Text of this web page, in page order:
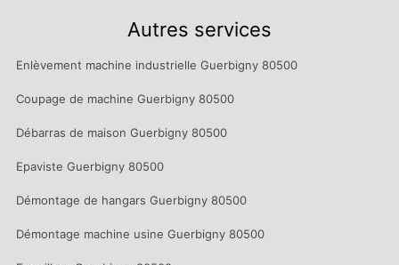
Autres services
Enlèvement machine industrielle Guerbigny 80500
Coupage de machine Guerbigny 80500
Débarras de maison Guerbigny 80500
Epaviste Guerbigny 80500
Démontage de hangars Guerbigny 80500
Démontage machine usine Guerbigny 80500